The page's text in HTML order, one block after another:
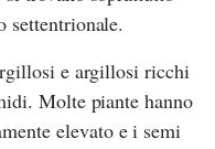
settentrionale.
e argillosi ricchi
Molte piante hanno
elevato e i semi